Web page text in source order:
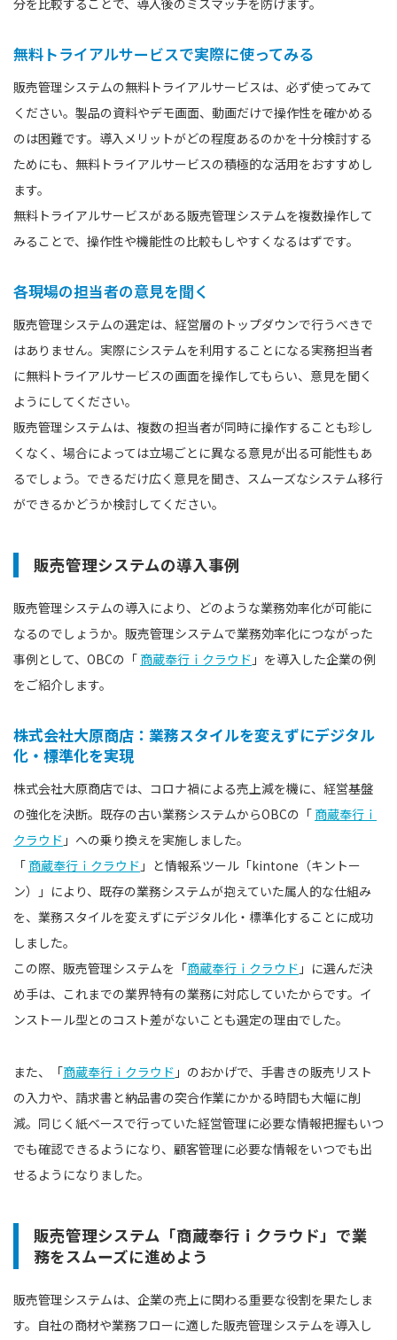
無料トライアルサービスで実際に使ってみる
販売管理システムの無料トライアルサービスは、必ず使ってみて
ください。製品の資料やデモ画面、動画だけで操作性を確かめる
のは困難です。導入メリットがどの程度あるのかを十分検討する
ためにも、無料トライアルサービスの積極的な活用をおすすめし
ます。
無料トライアルサービスがある販売管理システムを複数操作して
みることで、操作性や機能性の比較もしやすくなるはずです。
各現場の担当者の意見を聞く
販売管理システムの選定は、経営層のトップダウンで行うべきで
はありません。実際にシステムを利用することになる実務担当者
に無料トライアルサービスの画面を操作してもらい、意見を聞く
ようにしてください。
販売管理システムは、複数の担当者が同時に操作することも珍し
くなく、場合によっては立場ごとに異なる意見が出る可能性もあ
るでしょう。できるだけ広く意見を聞き、スムーズなシステム移行
ができるかどうか検討してください。
販売管理システムの導入事例
販売管理システムの導入により、どのような業務効率化が可能に
なるのでしょうか。販売管理システムで業務効率化につながった
事例として、OBCの「 商蔵奉行ｉクラウド 」を導入した企業の例
をご紹介します。
株式会社大原商店：業務スタイルを変えずにデジタル
化・標準化を実現
株式会社大原商店では、コロナ禍による売上減を機に、経営基盤
の強化を決断。既存の古い業務システムからOBCの「 商蔵奉行ｉ
クラウド 」への乗り換えを実施しました。
「 商蔵奉行ｉクラウド 」と情報系ツール「kintone（キントー
ン）」により、既存の業務システムが抱えていた属人的な仕組み
を、業務スタイルを変えずにデジタル化・標準化することに成功
しました。
この際、販売管理システムを「商蔵奉行ｉクラウド 」に選んだ決
め手は、これまでの業界特有の業務に対応していたからです。イ
ンストール型とのコスト差がないことも選定の理由でした。
また、「商蔵奉行ｉクラウド 」のおかげで、手書きの販売リスト
の入力や、請求書と納品書の突合作業にかかる時間も大幅に削
減。同じく紙ベースで行っていた経営管理に必要な情報把握もいつ
でも確認できるようになり、顧客管理に必要な情報をいつでも出
せるようになりました。
販売管理システム「商蔵奉行ｉクラウド」で業
務をスムーズに進めよう
販売管理システムは、企業の売上に関わる重要な役割を果たしま
す。自社の商材や業務フローに適した販売管理システムを導入し